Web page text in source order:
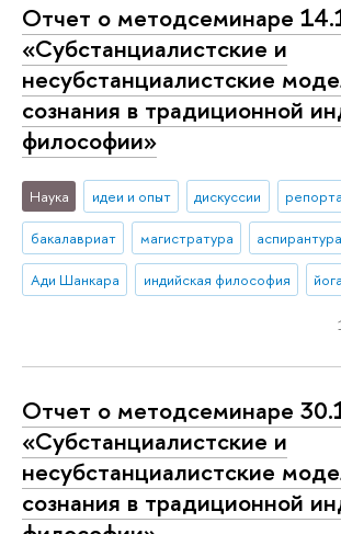
Отчет о методсеминаре
«Субстанциалистские и
несубстанциалистские
сознания в традиционной
философии»
Наука идеи и опыт дискуссии
бакалавриат магистратура аспирантура
Ади Шанкара индийская философия йога
Отчет о методсеминаре
«Субстанциалистские и
несубстанциалистские
сознания в традиционной